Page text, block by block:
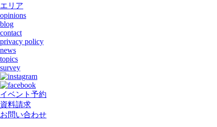
エリア
opinions
blog
contact
privacy policy
news
topics
survey
イベント予約
資料請求
お問い合わせ